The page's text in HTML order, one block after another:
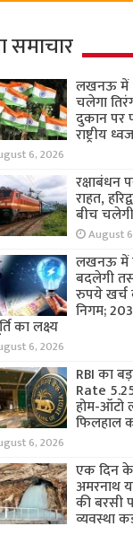
समाचार
लखनऊ में
चलेगा
दुकान पर
राष्ट्रीय ध्वज
6, 2026
रक्षाबंधन
राहत,
बीच
August
लखनऊ में
बदलेगी
रुपये खर्च
निगम;
का लक्ष्य
6, 2026
RBI का
Rate
होम-ऑटो
फिलहाल
6, 2026
एक दिन
अमरनाथ
की बरसी
व्यवस्था